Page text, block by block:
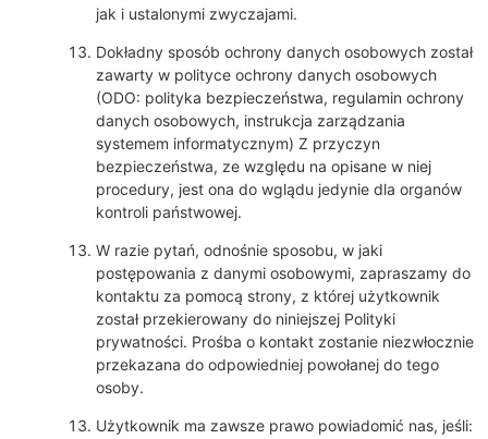
jak i ustalonymi zwyczajami.
Dokładny sposób ochrony danych osobowych został
zawarty w polityce ochrony danych osobowych
(ODO: polityka bezpieczeństwa, regulamin ochrony
danych osobowych, instrukcja zarządzania
systemem informatycznym) Z przyczyn
bezpieczeństwa, ze względu na opisane w niej
procedury, jest ona do wglądu jedynie dla organów
kontroli państwowej.
W razie pytań, odnośnie sposobu, w jaki
postępowania z danymi osobowymi, zapraszamy do
kontaktu za pomocą strony, z której użytkownik
został przekierowany do niniejszej Polityki
prywatności. Prośba o kontakt zostanie niezwłocznie
przekazana do odpowiedniej powołanej do tego
osoby.
Użytkownik ma zawsze prawo powiadomić nas, jeśli: